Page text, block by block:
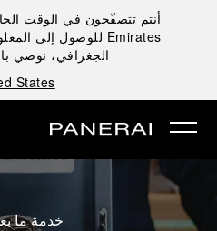
أنتم تتصفّحون في الوقت
Emirates للوصول إلى
الجغرافي، نوصي
States
خدمة ما